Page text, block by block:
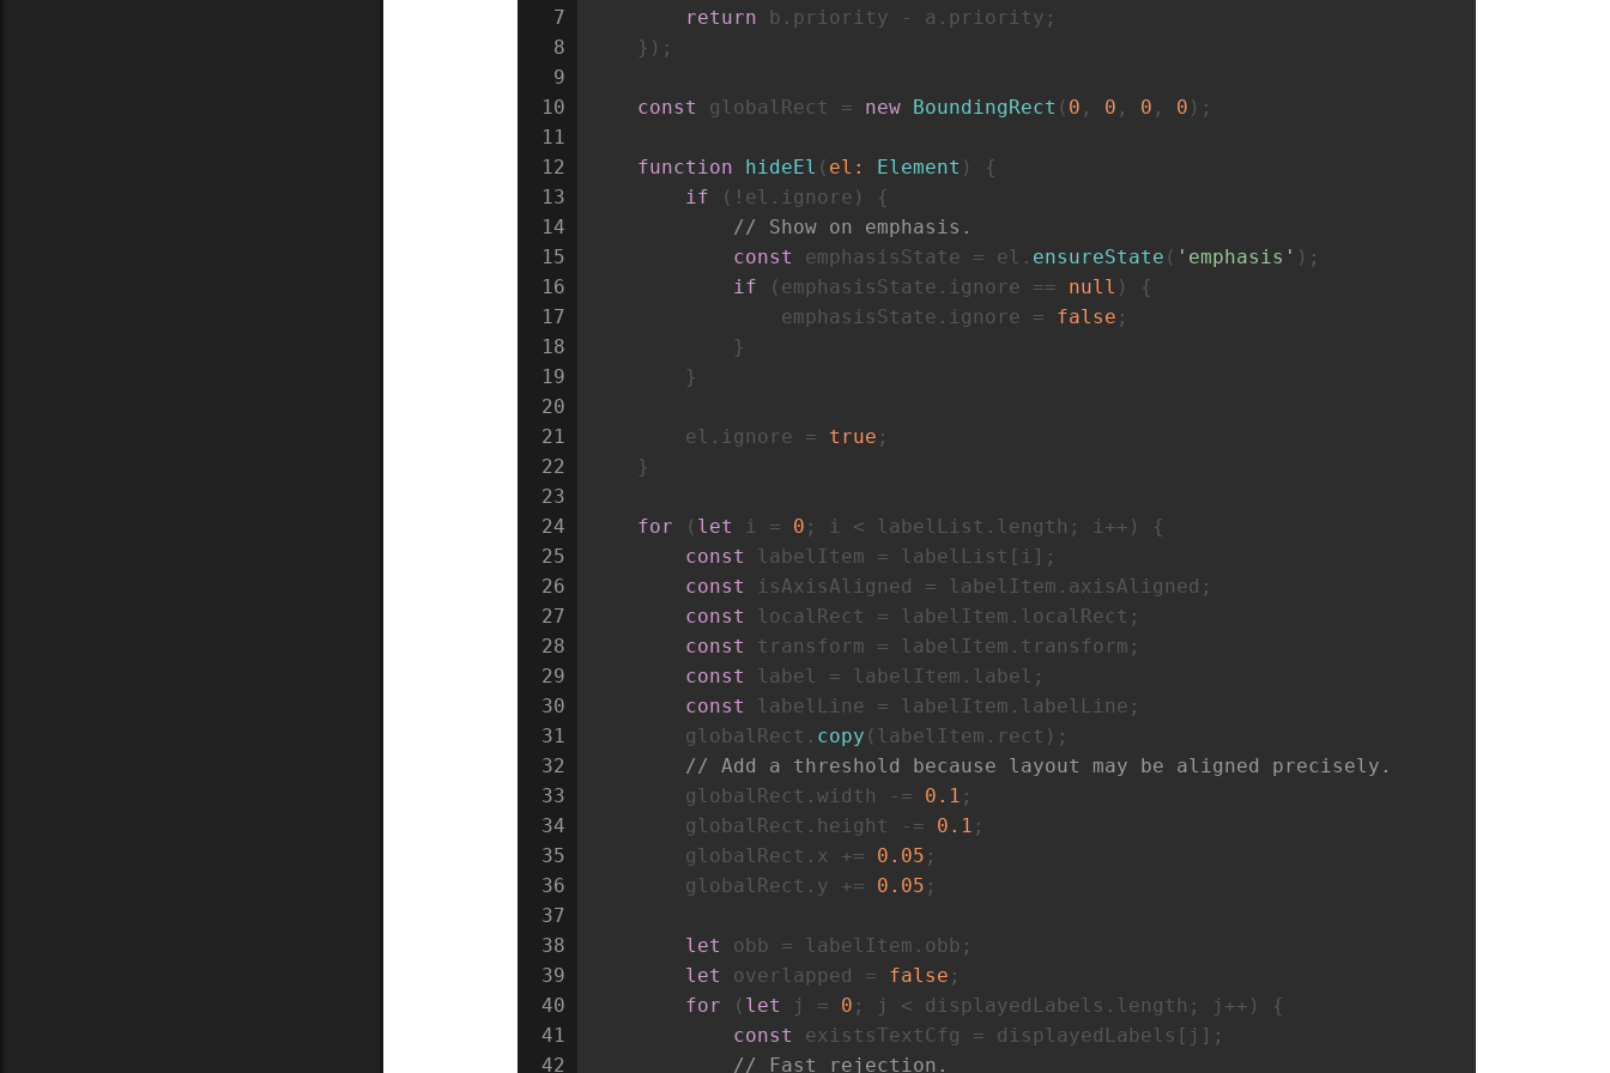
7
8
9
10
11
12
13
14
15
16
17
18
19
20
21
22
23
24
25
26
27
28
29
30
31
32
33
34
35
36
37
38
39
40
41
42
return b. priority - a. priority ;
    });
const globalRect = new BoundingRect ( 0 , 0 , 0 , 0 );
function hideEl ( el : Element ) {
if (!el. ignore ) {
// Show on emphasis.
const
emphasisState = el. ensureState ( 'emphasis' );
if (emphasisState. ignore == null ) {
                emphasisState.
ignore = false ;
            }
        }
        el.
ignore = true ;
    }
for ( let i = 0 ; i < labelList. length ; i++) {
const
labelItem = labelList[i];
const
isAxisAligned = labelItem. axisAligned ;
const
localRect = labelItem. localRect ;
const
transform = labelItem. transform ;
const
label = labelItem. label ;
const
labelLine = labelItem. labelLine ;
        globalRect.
copy (labelItem. rect );
// Add a threshold because layout may be aligned precisely.
        globalRect.
width -= 0.1 ;
        globalRect.
height -= 0.1 ;
        globalRect.
x += 0.05 ;
        globalRect.
y += 0.05 ;
let obb = labelItem. obb ;
let
overlapped = false ;
for ( let j = 0 ; j < displayedLabels. length ; j++) {
const
existsTextCfg = displayedLabels[j];
// Fast rejection.